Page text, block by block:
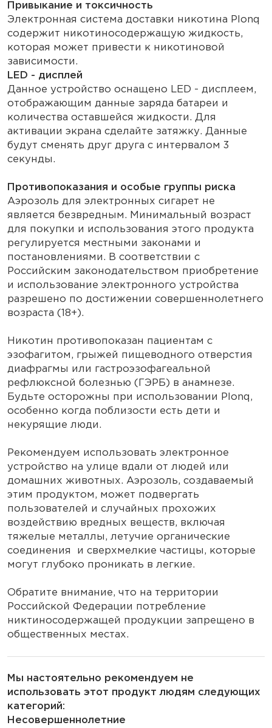
Привыкание и токсичность
Электронная система доставки никотина Plonq
содержит никотиносодержащую жидкость,
которая может привести к никотиновой
зависимости.
LED - дисплей
Данное устройство оснащено LED - дисплеем,
отображающим данные заряда батареи и
количества оставшейся жидкости. Для
активации экрана сделайте затяжку. Данные
будут сменять друг друга с интервалом 3
секунды.
Противопоказания и особые группы риска
Аэрозоль для электронных сигарет не
является безвредным. Минимальный возраст
для покупки и использования этого продукта
регулируется местными законами и
постановлениями. В соответствии с
Российским законодательством приобретение
и использование электронного устройства
разрешено по достижении совершеннолетнего
возраста (18+).
Никотин противопоказан пациентам с
эзофагитом, грыжей пищеводного отверстия
диафрагмы или гастроэзофагеальной
рефлюксной болезнью (ГЭРБ) в анамнезе.
Будьте осторожны при использовании Plonq,
особенно когда поблизости есть дети и
некурящие люди.
Рекомендуем использовать электронное
устройство на улице вдали от людей или
домашних животных. Аэрозоль, создаваемый
этим продуктом, может подвергать
пользователей и случайных прохожих
воздействию вредных веществ, включая
тяжелые металлы, летучие органические
соединения и сверхмелкие частицы, которые
могут глубоко проникать в легкие.
Обратите внимание, что на территории
Российской Федерации потребление
никтиносодержащей продукции запрещено в
общественных местах.
Мы настоятельно рекомендуем не
использовать этот продукт людям следующих
категорий:
Несовершеннолетние